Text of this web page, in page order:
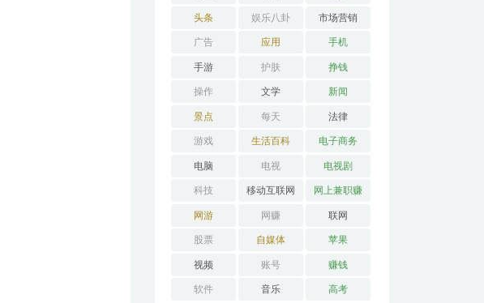
头条 娱乐八卦 市场营销
广告 应用 手机
手游 护肤 挣钱
操作 文学 新闻
景点 每天 法律
游戏 生活百科 电子商务
电脑 电视 电视剧
科技 移动互联网 网上兼职赚
钱
网游 网赚 联网
股票 自媒体 苹果
视频 账号 赚钱
软件 音乐 高考